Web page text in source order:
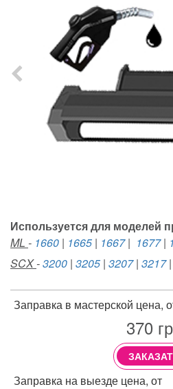
Используется для моделей
ML - 1660 | 1665 | 1667| 1677|
SCX-3200 | 3205 | 3207| 3217|
Заправка в мастерской цена,
370
Заправка на выезде цена, от